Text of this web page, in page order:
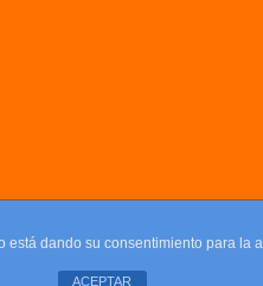
dando su consentimiento para
ACEPTAR